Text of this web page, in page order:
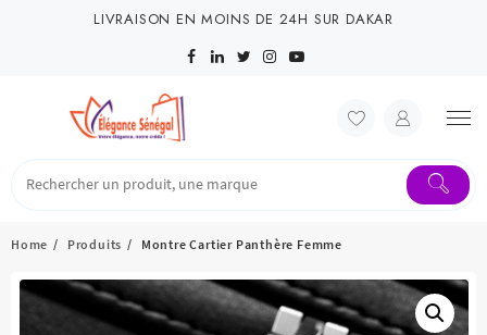
LIVRAISON EN MOINS DE 24H SUR DAKAR
Home Produits Montre Cartier Panthère Femme